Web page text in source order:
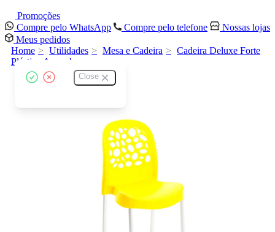
Promoções
Compre pelo WhatsApp
Compre pelo telefone
Nossas lojas
Meus pedidos
Close
Home Utilidades Mesa e Cadeira
Cadeira Deluxe Forte
Plástico Amarela